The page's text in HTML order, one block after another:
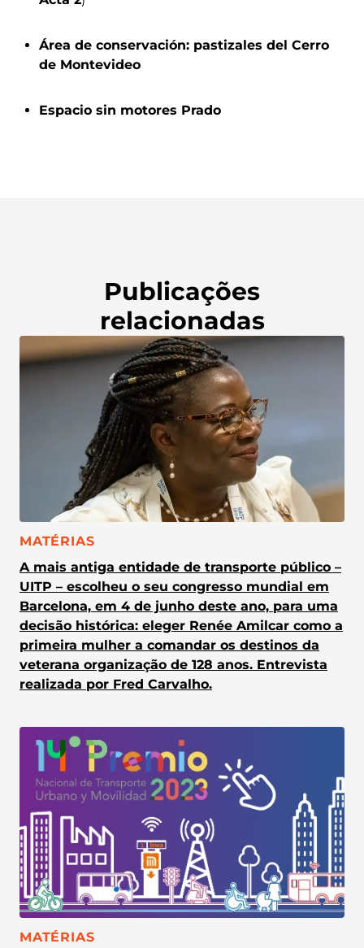
Área de conservación: pastizales del Cerro
de Montevideo
Espacio sin motores Prado
Publicações
relacionadas
CATEGORIA:
MATÉRIAS
A mais antiga entidade de transporte público –
UITP – escolheu o seu congresso mundial em
Barcelona, em 4 de junho deste ano, para uma
decisão histórica: eleger Renée Amilcar como a
primeira mulher a comandar os destinos da
veterana organização de 128 anos. Entrevista
realizada por Fred Carvalho.
CATEGORIA:
MATÉRIAS